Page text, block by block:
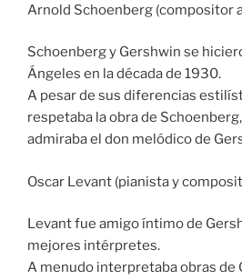
Arnold Schoenberg (compositor
Schoenberg y Gershwin se
Ángeles en la década de 1930.
A pesar de sus diferencias
respetaba la obra de
admiraba el don melódico de
Oscar Levant (pianista y
Levant fue amigo íntimo de
mejores intérpretes.
A menudo interpretaba obras de